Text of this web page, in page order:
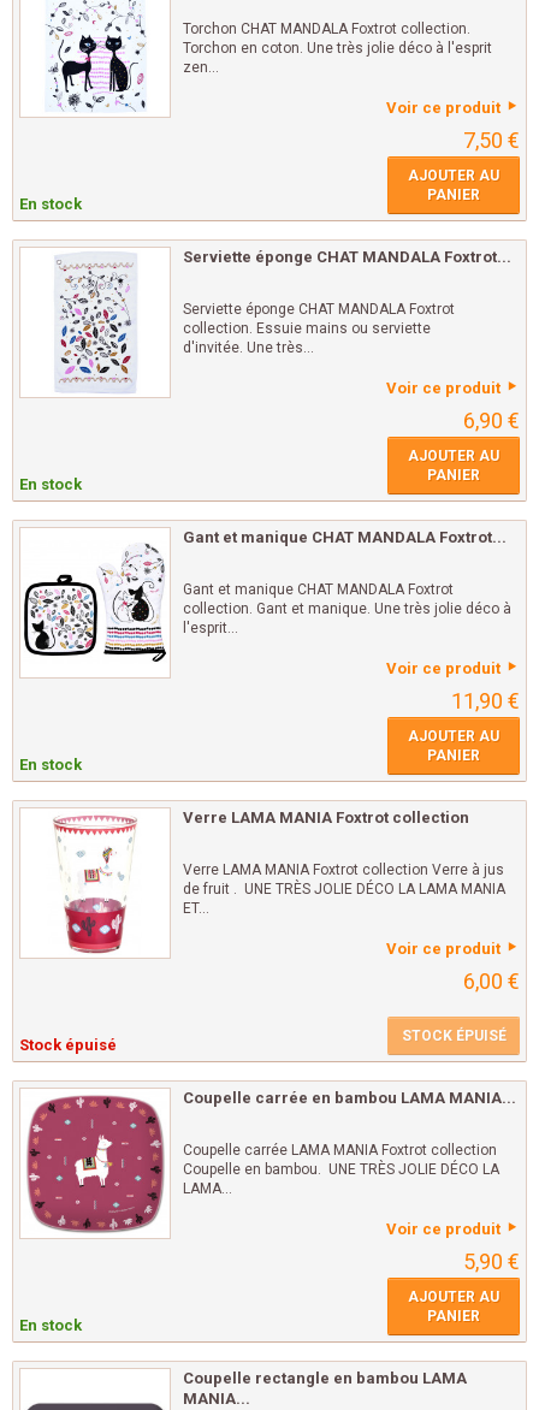
Torchon CHAT MANDALA Foxtrot collection.
Torchon en coton. Une très jolie déco à l'esprit
zen...
Voir ce produit
7,50 €
En stock
AJOUTER AU
PANIER
Serviette éponge CHAT MANDALA Foxtrot...
Serviette éponge CHAT MANDALA Foxtrot
collection. Essuie mains ou serviette
d'invitée. Une très...
Voir ce produit
6,90 €
En stock
AJOUTER AU
PANIER
Gant et manique CHAT MANDALA Foxtrot...
Gant et manique CHAT MANDALA Foxtrot
collection. Gant et manique. Une très jolie déco à
l'esprit...
Voir ce produit
11,90 €
En stock
AJOUTER AU
PANIER
Verre LAMA MANIA Foxtrot collection
Verre LAMA MANIA Foxtrot collection Verre à jus
de fruit . UNE TRÈS JOLIE DÉCO LA LAMA MANIA
ET...
Voir ce produit
6,00 €
Stock épuisé STOCK ÉPUISÉ
Coupelle carrée en bambou LAMA MANIA...
Coupelle carrée LAMA MANIA Foxtrot collection
Coupelle en bambou. UNE TRÈS JOLIE DÉCO LA
LAMA...
Voir ce produit
5,90 €
En stock
AJOUTER AU
PANIER
Coupelle rectangle en bambou LAMA
MANIA...